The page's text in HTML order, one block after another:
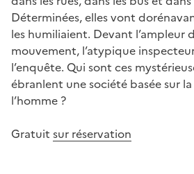
Déterminées, elles vont
les humiliaient. Devant l’ampleur
mouvement, l’atypique
l’enquête. Qui sont ces
ébranlent une société basée sur
l’homme ?
Gratuit sur réservation